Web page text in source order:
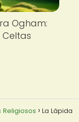
Ogham:
Celtas
Religiosos La Lápida